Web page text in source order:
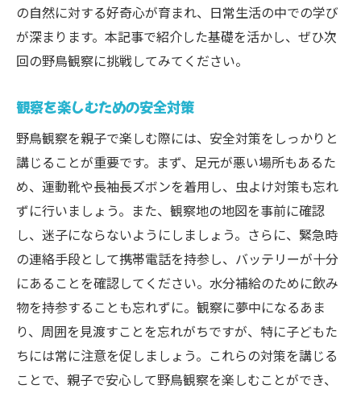
の自然に対する好奇心が育まれ、日常生活の中での学び
が深まります。本記事で紹介した基礎を活かし、ぜひ次
回の野鳥観察に挑戦してみてください。
観察を楽しむための安全対策
野鳥観察を親子で楽しむ際には、安全対策をしっかりと
講じることが重要です。まず、足元が悪い場所もあるた
め、運動靴や長袖長ズボンを着用し、虫よけ対策も忘れ
ずに行いましょう。また、観察地の地図を事前に確認
し、迷子にならないようにしましょう。さらに、緊急時
の連絡手段として携帯電話を持参し、バッテリーが十分
にあることを確認してください。水分補給のために飲み
物を持参することも忘れずに。観察に夢中になるあま
り、周囲を見渡すことを忘れがちですが、特に子どもた
ちには常に注意を促しましょう。これらの対策を講じる
ことで、親子で安心して野鳥観察を楽しむことができ、